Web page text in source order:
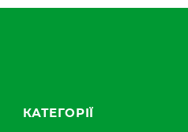
КАТЕГОРІЇ